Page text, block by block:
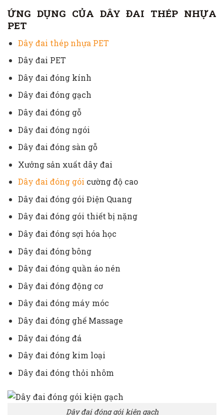
ỨNG DỤNG CỦA DÂY ĐAI THÉP NHỰA
PET
Dây đai thép nhựa PET
Dây đai PET
Dây đai đóng kính
Dây đai đóng gạch
Dây đai đóng gỗ
Dây đai đóng ngói
Dây đai đóng sàn gỗ
Xưởng sản xuất dây đai
Dây đai đóng gói cường độ cao
Dây đai đóng gói Điện Quang
Dây đai đóng gói thiết bị nặng
Dây đai đóng sợi hóa học
Dây đai đóng bông
Dây đai đóng quần áo nén
Dây đai đóng động cơ
Dây đai đóng máy móc
Dây đai đóng ghế Massage
Dây đai đóng đá
Dây đai đóng kim loại
Dây đai đóng thỏi nhôm
Dây đai đóng gói kiện gạch